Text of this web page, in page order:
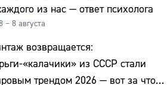
из нас — ответ психолога
– 8 августа
возвращается:
«калачики» из СССР стали
трендом 2026 — вот за что